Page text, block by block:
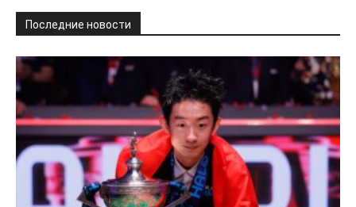
Последние новости